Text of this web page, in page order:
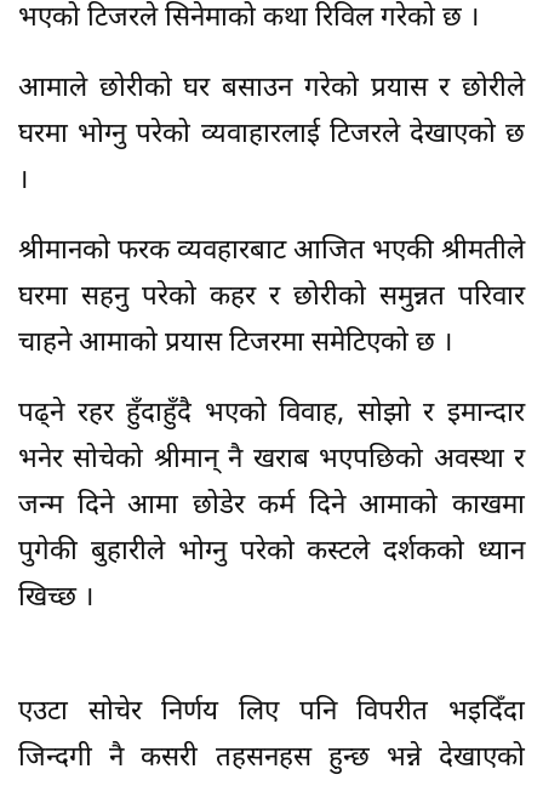
भएको टिजरले सिनेमाको कथा रिविल गरेको छ ।
आमाले छोरीको घर बसाउन गरेको प्रयास र छोरीले
घरमा भोग्नु परेको व्यवाहारलाई टिजरले देखाएको छ
।
श्रीमानको फरक व्यवहारबाट आजित भएकी श्रीमतीले
घरमा सहनु परेको कहर र छोरीको समुन्नत परिवार
चाहने आमाको प्रयास टिजरमा समेटिएको छ ।
पढ्ने रहर हुँदाहुँदै भएको विवाह, सोझो र इमान्दार
भनेर सोचेको श्रीमान् नै खराब भएपछिको अवस्था र
जन्म दिने आमा छोडेर कर्म दिने आमाको काखमा
पुगेकी बुहारीले भोग्नु परेको कस्टले दर्शकको ध्यान
खिच्छ ।
एउटा सोचेर निर्णय लिए पनि विपरीत भइदिँदा
जिन्दगी नै कसरी तहसनहस हुन्छ भन्ने देखाएको